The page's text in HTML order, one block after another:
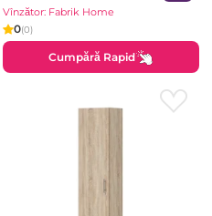
Vînzător: Fabrik Home
0(0)
Cumpără Rapid